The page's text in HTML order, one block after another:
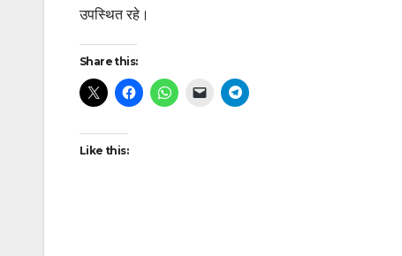
उपस्थित रहे।
Share this:
Like this: